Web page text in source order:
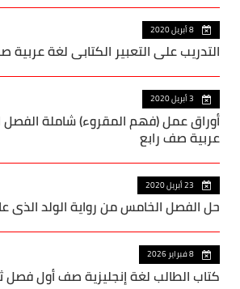
8 أبريل 2020
التدريب على التعبير الكتابي لغة
3 أبريل 2020
أوراق عمل (فهم المقروء) شاملة الفصل
عربية صف رابع
23 أبريل 2020
حل الفصل الخامس من رواية الولد الذي
8 فبراير 2026
كتاب الطالب لغة إنجليزية صف أول فصل